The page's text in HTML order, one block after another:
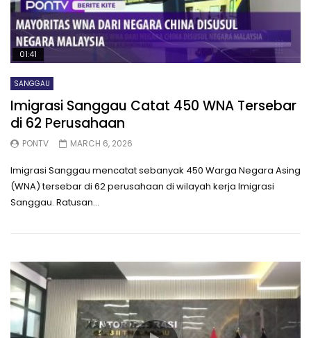
01:41
SANGGAU
Imigrasi Sanggau Catat 450 WNA Tersebar
di 62 Perusahaan
PONTV MARCH 6, 2026
Imigrasi Sanggau mencatat sebanyak 450 Warga Negara Asing
(WNA) tersebar di 62 perusahaan di wilayah kerja Imigrasi
Sanggau. Ratusan...